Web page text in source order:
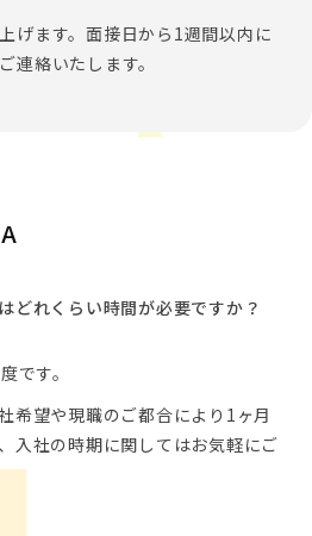
げます。面接日から1週間以内に
連絡いたします。
どれくらい時間が必要ですか？
です。
希望や現職のご都合により1ヶ月
入社の時期に関してはお気軽にご